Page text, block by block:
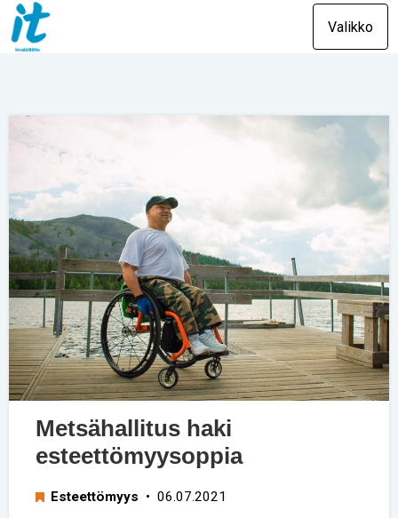
Valikko
Metsähallitus haki
esteettömyysoppia
Esteettömyys • 06.07.2021